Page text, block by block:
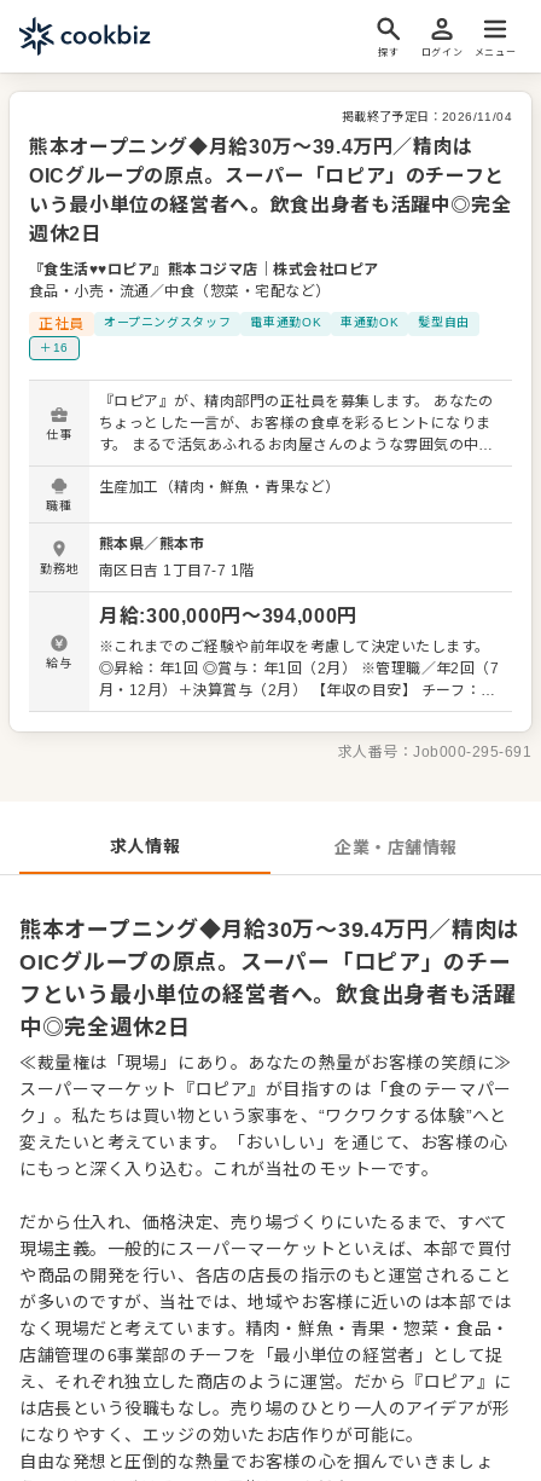
探す ログイン メニュー
掲載終了予定日： 2026/11/04
熊本オープニング◆月給30万～39.4万円／精肉は
OICグループの原点。スーパー「ロピア」のチーフと
いう最小単位の経営者へ。飲食出身者も活躍中◎完全
週休2日
『食生活♥♥ロピア』熊本コジマ店 ｜株式会社ロピア
食品・小売・流通／中食（惣菜・宅配など）
正社員
オープニングスタッフ 電車通勤OK 車通勤OK
髪型自由
＋16
仕事
『ロピア』が、精肉部門の正社員を募集します。 あなたの
ちょっとした一言が、お客様の食卓を彩るヒントになりま
す。 まるで活気あふれるお肉屋さんのような雰囲気の中、
お客様の「今日のお宝（お買い得品）」をご提供してい
く。そんな遊び心を持って、接客・運営をしてくださる方
けで 、美味しいから家事も楽でうれしい」 そんな声を聞い
たらニヤリ。 "食のテーマパーク"を目指す当店で、クルー
のようにお客様を盛り上げてください。 肉のカット術や高
度な商品知識は徐々にお教えします。未経験からスタート
した先輩も多数います。 また焼肉店など、精肉調理の経験
者は、自由度高くご活躍できます。チーフ候補として、仕
入れから商品開発、攻めの売り場作りまで、幅広い業務を
お任せ。 「自分の色が出せる売場で勝負したい」 「本部の
方との出会いを待ってます。 自らファンを増やしていく、
そんな「商売の原点」を当社で体感してください。 ■業務
ランドも考案できます） ・価格設定（店舗によって価格が
異なります） ・人材育成・採用 など
職種
生産加工（精肉・鮮魚・青果など）
勤務地
熊本県／熊本市
南区日吉 1丁目7-7 1階
給与
月給:300,000円〜394,000円
※これまでのご経験や前年収を考慮して決定いたします。
◎昇給：年1回 ◎賞与：年1回（2月） ※管理職／年2回（7
月・12月）＋決算賞与（2月） 【年収の目安】 チーフ：平
均630万円 ※チーフ以上：700万円以上（平均年齢32歳）
※試用期間3ヶ月あり（期間中、条件変更なし） ※固定残
業代35時間分61,000円～80,300円を支給。超過分は別途支
求人番号：Job000-295-691
求人情報 企業・店舗情報
熊本オープニング◆月給30万～39.4万円／精肉は
OICグループの原点。スーパー「ロピア」のチー
フという最小単位の経営者へ。飲食出身者も活躍
中◎完全週休2日
≪裁量権は「現場」にあり。あなたの熱量がお客様の笑顔に≫
スーパーマーケット『ロピア』が目指すのは「食のテーマパー
ク」。私たちは買い物という家事を、“ワクワクする体験”へと
変えたいと考えています。「おいしい」を通じて、お客様の心
にもっと深く入り込む。これが当社のモットーです。
だから仕入れ、価格決定、売り場づくりにいたるまで、すべて
現場主義。一般的にスーパーマーケットといえば、本部で買付
や商品の開発を行い、各店の店長の指示のもと運営されること
が多いのですが、当社では、地域やお客様に近いのは本部では
なく現場だと考えています。精肉・鮮魚・青果・惣菜・食品・
店舗管理の6事業部のチーフを「最小単位の経営者」として捉
え、それぞれ独立した商店のように運営。だから『ロピア』に
は店長という役職もなし。売り場のひとり一人のアイデアが形
になりやすく、エッジの効いたお店作りが可能に。
自由な発想と圧倒的な熱量でお客様の心を掴んでいきましょ